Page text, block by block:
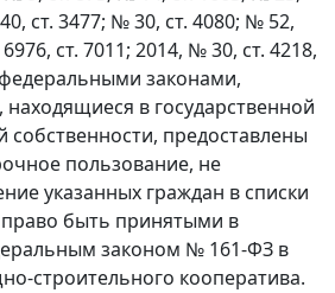
ст. 3477; № 30, ст. 4080; № 52,
6976, ст. 7011; 2014, № 30, ст. 4218,
законами,
в государственной
предоставлены
пользование, не
указанных граждан в списки
быть принятыми в
законом № 161-ФЗ в
строительного кооператива.